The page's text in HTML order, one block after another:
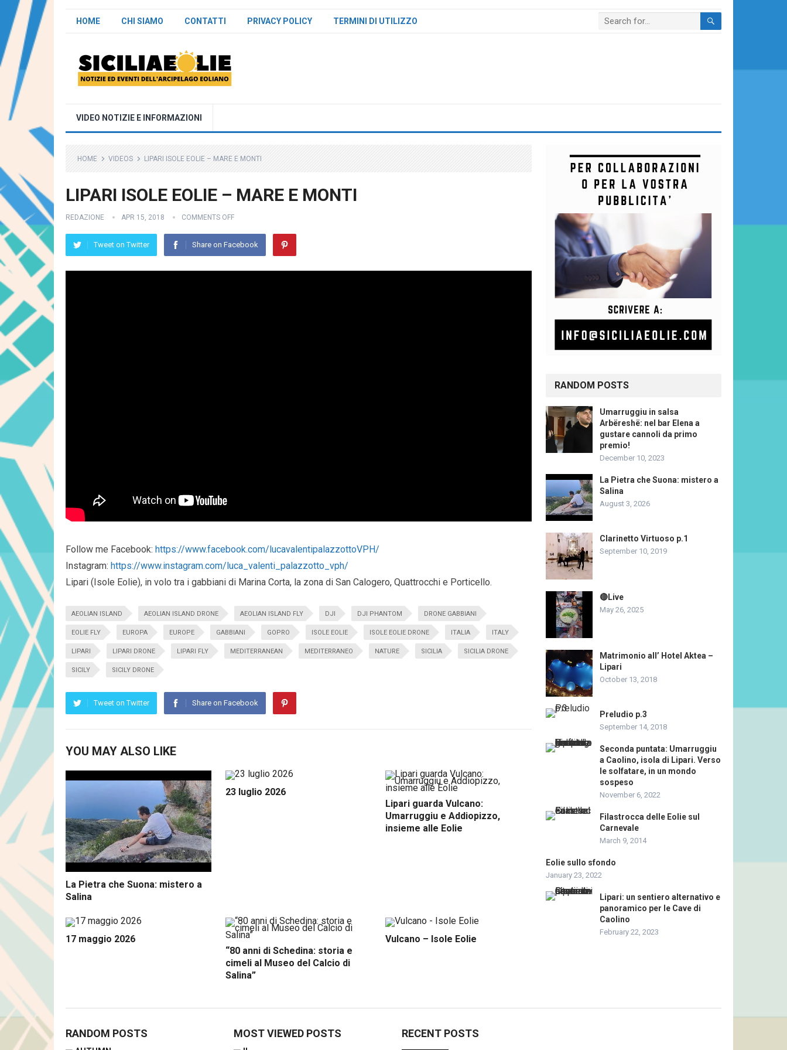
HOME CHI SIAMO CONTATTI PRIVACY POLICY TERMINI DI UTILIZZO
VIDEO NOTIZIE E INFORMAZIONI
HOME VIDEOS LIPARI ISOLE EOLIE – MARE E MONTI
LIPARI ISOLE EOLIE – MARE E MONTI
REDAZIONE APR 15, 2018 COMMENTS OFF
Tweet on Twitter Share on Facebook
Follow me Facebook: https://www.facebook.com/lucavalentipalazzottoVPH/
Instagram: https://www.instagram.com/luca_valenti_palazzotto_vph/
Lipari (Isole Eolie), in volo tra i gabbiani di Marina Corta, la zona di San Calogero, Quattrocchi e Porticello.
AEOLIAN ISLAND AEOLIAN ISLAND DRONE AEOLIAN ISLAND FLY DJI DJI PHANTOM DRONE GABBIANI
EOLIE FLY EUROPA EUROPE GABBIANI GOPRO ISOLE EOLIE ISOLE EOLIE DRONE ITALIA ITALY
LIPARI LIPARI DRONE LIPARI FLY MEDITERRANEAN MEDITERRANEO NATURE SICILIA SICILIA DRONE
SICILY SICILY DRONE
Tweet on Twitter Share on Facebook
YOU MAY ALSO LIKE
La Pietra che Suona: mistero a
Salina
23 luglio 2026
Lipari guarda Vulcano:
Umarruggiu e Addiopizzo,
insieme alle Eolie
17 maggio 2026
“80 anni di Schedina: storia e
cimeli al Museo del Calcio di
Salina”
Vulcano – Isole Eolie
RANDOM POSTS
Umarruggiu in salsa
Arbëreshë: nel bar Elena a
gustare cannoli da primo
premio!
December 10, 2023
La Pietra che Suona: mistero a
Salina
August 3, 2026
Clarinetto Virtuoso p.1
September 10, 2019
🔴Live
May 26, 2025
Matrimonio all’ Hotel Aktea –
Lipari
October 13, 2018
Preludio p.3
September 14, 2018
Seconda puntata: Umarruggiu
a Caolino, isola di Lipari. Verso
le solfatare, in un mondo
sospeso
November 6, 2022
Filastrocca delle Eolie sul
Carnevale
March 9, 2014
Eolie sullo sfondo
January 23, 2022
Lipari: un sentiero alternativo e
panoramico per le Cave di
Caolino
February 22, 2023
RANDOM POSTS MOST VIEWED POSTS RECENT POSTS